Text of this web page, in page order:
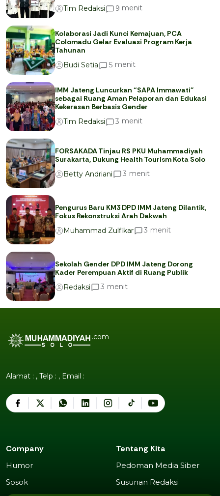
Tim Redaksi
9 menit
Kolaborasi Jadi Kunci Kemajuan, PCA
Colomadu Gelar Evaluasi Program Kerja
Tahunan
Budi Setia
5 menit
IMM Jateng Luncurkan “SAPA Immawati”
sebagai Ruang Aman Pelaporan dan Edukasi
Kekerasan Berbasis Gender
Tim Redaksi
3 menit
FORSAKADA Tinjau RS PKU Muhammadiyah
Surakarta, Dukung Health Tourism Kota Solo
Betty Andriani
3 menit
Pengurus Baru KM3 DPD IMM Jateng Dilantik,
Fokus Rekonstruksi Arah Dakwah
Muhammad Zulfikar
3 menit
Sekolah Gender DPD IMM Jateng Dorong
Kader Perempuan Aktif di Ruang Publik
Redaksi
3 menit
.com
Alamat : , Telp : , Email :
Company
Humor
Sosok
Tentang Kita
Pedoman Media Siber
Susunan Redaksi